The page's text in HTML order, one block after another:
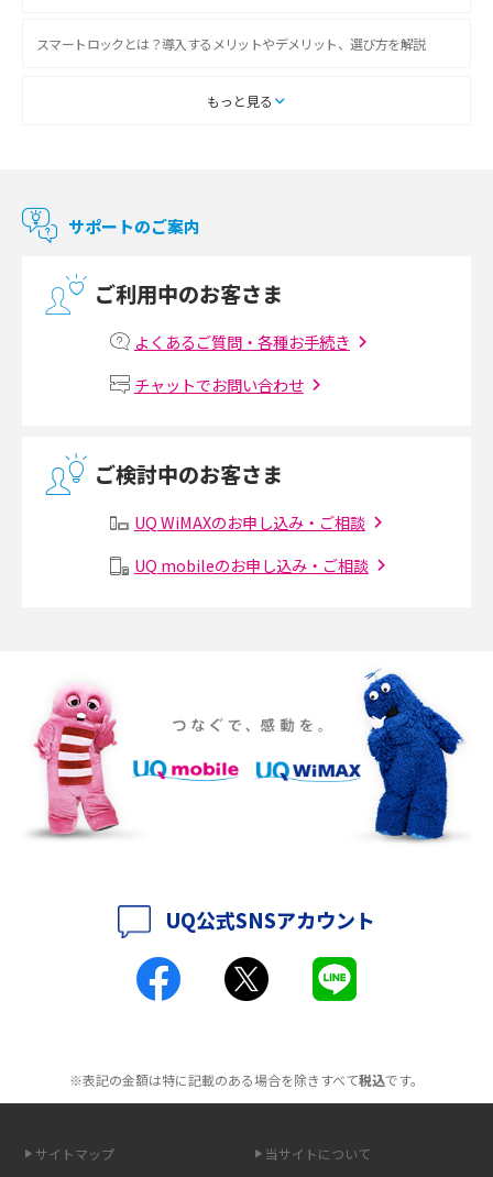
スマートロックとは？導入するメリットやデメリット、選び方を解説
スマートテレビとは？特徴や選び方、使い方をわかりやすく解説
マンションで使えるWi-Fiは？種類ごとの特徴や選び方を紹介
マンションで光回線の利用を始める手順は？設備状況の確認方法も解説
Wi-Fiルーターの設定方法をわかりやすく解説！事前に準備すべきものも紹
無線LANとは？メリット・デメリットや接続方法を解説
メッシュWi-Fiとは？仕組みやメリット・デメリット、中継機との違いを解
ポケット型Wi-Fiをレンタルするメリットとは？選び方や向いている方の特
徴も紹介
持ち運びできるポケット型Wi-Fiのおススメの選び方は？メリット・デメリ
ットも紹介
ポケット型Wi-Fiとは？通信の仕組みやメリット・デメリットを解説
工事不要！置くだけWi-Fiの特徴は？メリット・デメリットや選び方を解説
介
もっと見る
サポートのご案内
ご利用中のお客さま
よくあるご質問・各種お手続き
チャットでお問い合わせ
ご検討中のお客さま
UQ WiMAXのお申し込み・ご相談
UQ mobileのお申し込み・ご相談
UQ公式SNSアカウント
※表記の金額は特に記載のある場合を除きすべて税込です。
サイトマップ
当サイトについて